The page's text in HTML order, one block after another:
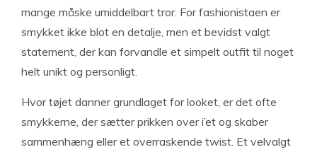
mange måske umiddelbart tror. For fashionistaen er
smykket ikke blot en detalje, men et bevidst valgt
statement, der kan forvandle et simpelt outfit til noget
helt unikt og personligt.
Hvor tøjet danner grundlaget for looket, er det ofte
smykkerne, der sætter prikken over i’et og skaber
sammenhæng eller et overraskende twist. Et velvalgt